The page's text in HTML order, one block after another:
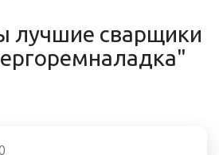
лучшие сварщики